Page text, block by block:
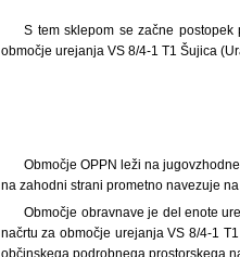
S tem sklepom se začne
območje urejanja VS 8/4-1 T1 Šujica
Območje OPPN leži na
na zahodni strani prometno navezuje
Območje obravnave je del enote
načrtu za območje urejanja VS 8/4-1
občinskega podrobnega prostorskega